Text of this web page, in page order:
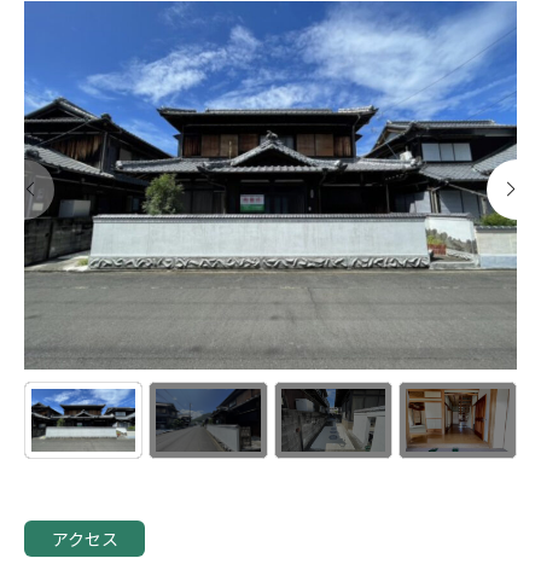
アクセス